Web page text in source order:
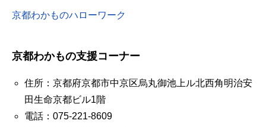
京都わかものハローワーク
京都わかもの支援コーナー
住所：京都府京都市中京区烏丸御池上ル北西角明治安
田生命京都ビル1階
電話：075-221-8609